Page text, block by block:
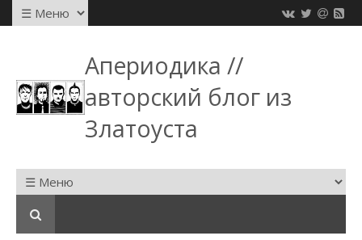
Апериодика //
авторский блог из
Златоуста